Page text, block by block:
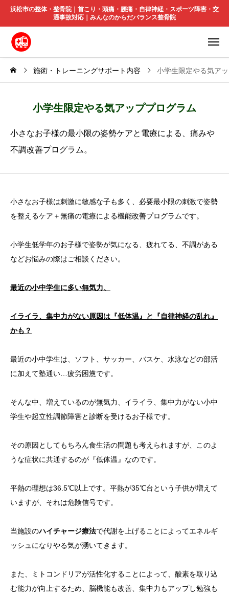
浜松市の整体・整骨院｜首こり・頭痛・腰痛・自律神経・スポーツ障害・交
通事故対応｜みんなのからだバランス整骨院
施術・トレーニングサポート内容 小学生限定やる気ア
小学生限定やる気アッププログラム
小さなお子様の最小限の姿勢ケアと電療による、痛みや
不調改善プログラム。
小さなお子様は刺激に敏感な子も多く、必要最小限の刺激で姿勢
を整えるケア＋無痛の電療による機能改善プログラムです。
小学生低学年のお子様で姿勢が気になる、疲れてる、不調がある
などお悩みの際はご相談ください。
最近の小中学生に多い無気力、
イライラ、集中力がない原因は『低体温』と『自律神経の乱れ』
かも？
最近の小中学生は、ソフト、サッカー、バスケ、水泳などの部活
に加えて塾通い…疲労困憊です。
そんな中、増えているのが無気力、イライラ、集中力がない小中
学生や起立性調節障害と診断を受けるお子様です。
その原因としてもちろん食生活の問題も考えられますが、このよ
うな症状に共通するのが『低体温』なのです。
平熱の理想は36.5℃以上です。平熱が35℃台という子供が増えて
いますが、それは危険信号です。
当施設のハイチャージ療法で代謝を上げることによってエネルギ
ッシュになりやる気が湧いてきます。
また、ミトコンドリアが活性化することによって、酸素を取り込
む能力が向上するため、脳機能も改善、集中力もアップし勉強も